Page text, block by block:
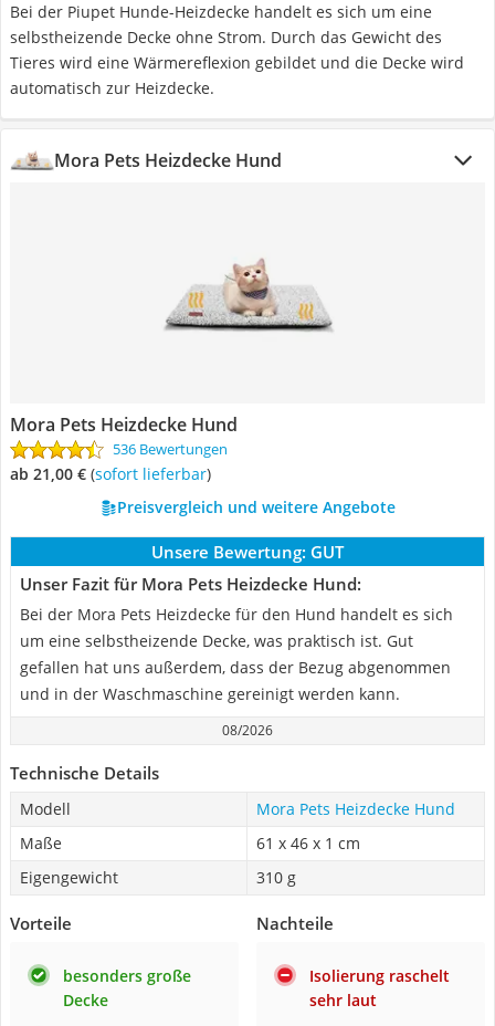
Bei der Piupet Hunde-Heizdecke handelt es sich um eine
selbstheizende Decke ohne Strom. Durch das Gewicht des
Tieres wird eine Wärmereflexion gebildet und die Decke wird
automatisch zur Heizdecke.
Mora Pets Heizdecke Hund
Mora Pets Heizdecke Hund
536 Bewertungen
ab 21,00 € ( Sofort lieferbar)
Preisvergleich und weitere Angebote
Unsere Bewertung: GUT
Unser Fazit für Mora Pets Heizdecke Hund:
Bei der Mora Pets Heizdecke für den Hund handelt es sich
um eine selbstheizende Decke, was praktisch ist. Gut
gefallen hat uns außerdem, dass der Bezug abgenommen
und in der Waschmaschine gereinigt werden kann.
08/2026
Technische Details
Modell
Mora Pets Heizdecke Hund
Maße
61 x 46 x 1 cm
Eigengewicht
310 g
Vorteile
besonders große
Decke
Nachteile
Isolierung raschelt
sehr laut